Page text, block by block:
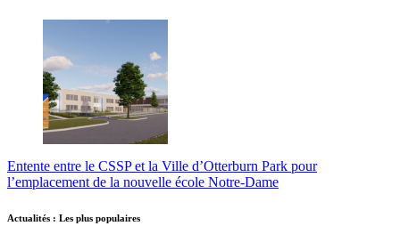
Entente entre le CSSP et la Ville d’Otterburn Park pour
l’emplacement de la nouvelle école Notre-Dame
Actualités : Les plus populaires